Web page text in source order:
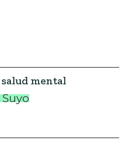
mental